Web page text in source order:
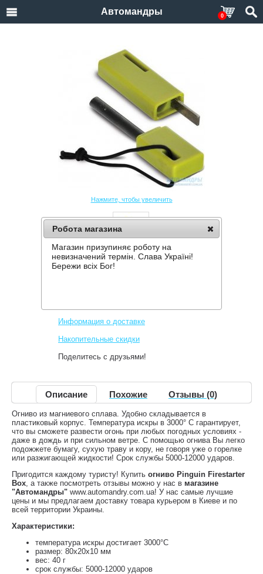
Автомандры 0
Нажмите, чтобы увеличить
ОГНИВО PINGUIN FIRESTARTER BOX
Информация о доставке
Накопительные скидки
Поделитесь с друзьями!
Описание Похожие Отзывы (0)
Огниво из магниевого сплава. Удобно складывается в
пластиковый корпус. Температура искры в 3000° С гарантирует,
что вы сможете развести огонь при любых погодных условиях -
даже в дождь и при сильном ветре. С помощью огнива Вы легко
подожжете бумагу, сухую траву и кору, не говоря уже о горелке
или разжигающей жидкости! Срок службы 5000-12000 ударов.
Пригодится каждому туристу! Купить огниво Pinguin Firestarter
Box, а также посмотреть отзывы можно у нас в магазине
"Автомандры" www.automandry.com.ua! У нас самые лучшие
цены и мы предлагаем доставку товара курьером в Киеве и по
всей территории Украины.
Характеристики:
температура искры достигает 3000°С
размер: 80x20x10 мм
вес: 40 г
срок службы: 5000-12000 ударов
Робота магазина
Магазин призупиняє роботу на
невизначений термін. Слава Україні!
Бережи всіх Бог!